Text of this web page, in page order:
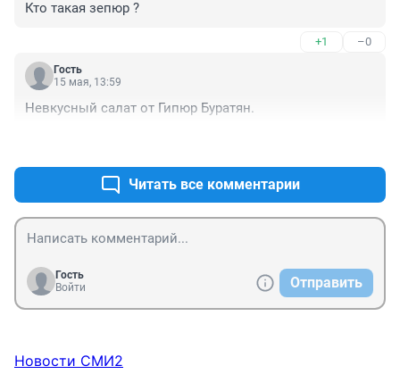
Кто такая зепюр ?
+1 –0
Гость
15 мая, 13:59
Невкусный салат от Гипюр Буратян.
Читать все комментарии
Гость
Войти
Отправить
Новости СМИ2